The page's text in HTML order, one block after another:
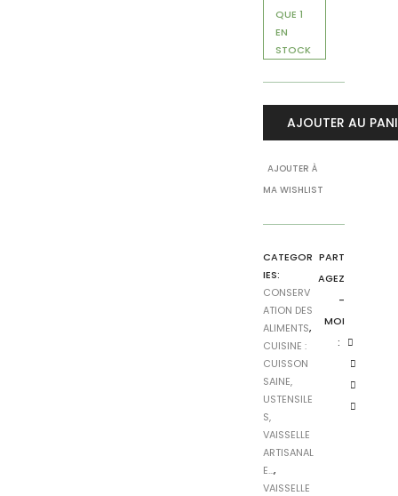
QUE 1
EN
STOCK
AJOUTER AU
AJOUTER À
MA WISHLIST
CATEGOR
IES:
CONSERV
ATION DES
ALIMENTS,
CUISINE :
CUISSON
SAINE,
USTENSILE
S,
VAISSELLE
ARTISANAL
E...,
VAISSELLE
PART
AGEZ
-
MOI
: